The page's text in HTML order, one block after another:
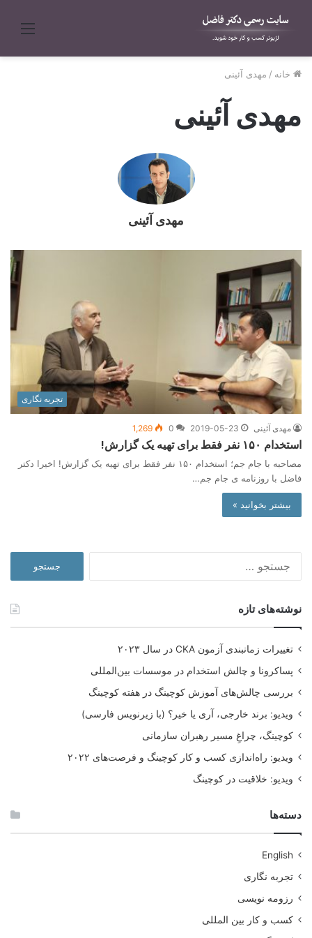
منو
خانه / مهدی آئینی
مهدی آئینی
مهدی آئینی
تجربه نگاری
مهدی آئینی 2019-05-23
0
1,269
استخدام ۱۵۰ نفر فقط برای تهیه یک گزارش!
مصاحبه با جام جم؛ استخدام ۱۵۰ نفر فقط برای تهیه یک گزارش! اخیرا دکتر
فاضل با روزنامه ی جام جم…
بیشتر بخوانید »
نوشته‌های تازه
تغییرات زمانبندی آزمون CKA در سال ۲۰۲۳
پساکرونا و چالش استخدام در موسسات بین‌المللی
بررسی چالش‌های آموزش کوچینگ در هفته کوچینگ
ویدیو: برند خارجی، آری یا خیر؟ (با زیرنویس فارسی)
کوچینگ، چراغِ مسیر رهبران سازمانی
ویدیو: راه‌اندازی کسب و کار کوچینگ و فرصت‌های ۲۰۲۲
ویدیو: خلاقیت در کوچینگ
دسته‌ها
English
تجربه نگاری
رزومه نویسی
کسب و کار بین المللی